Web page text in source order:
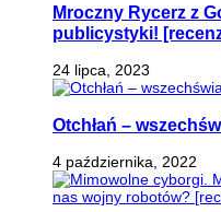
Mroczny Rycerz z
publicystyki!
24 lipca, 2023
Otchłań –
4 października, 2022